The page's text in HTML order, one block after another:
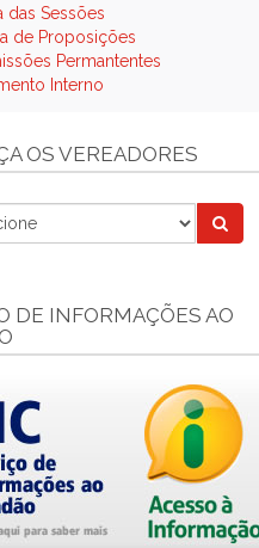
das Sessões
de Proposições
Permantentes
Interno
OS VEREADORES
DE INFORMAÇÕES AO